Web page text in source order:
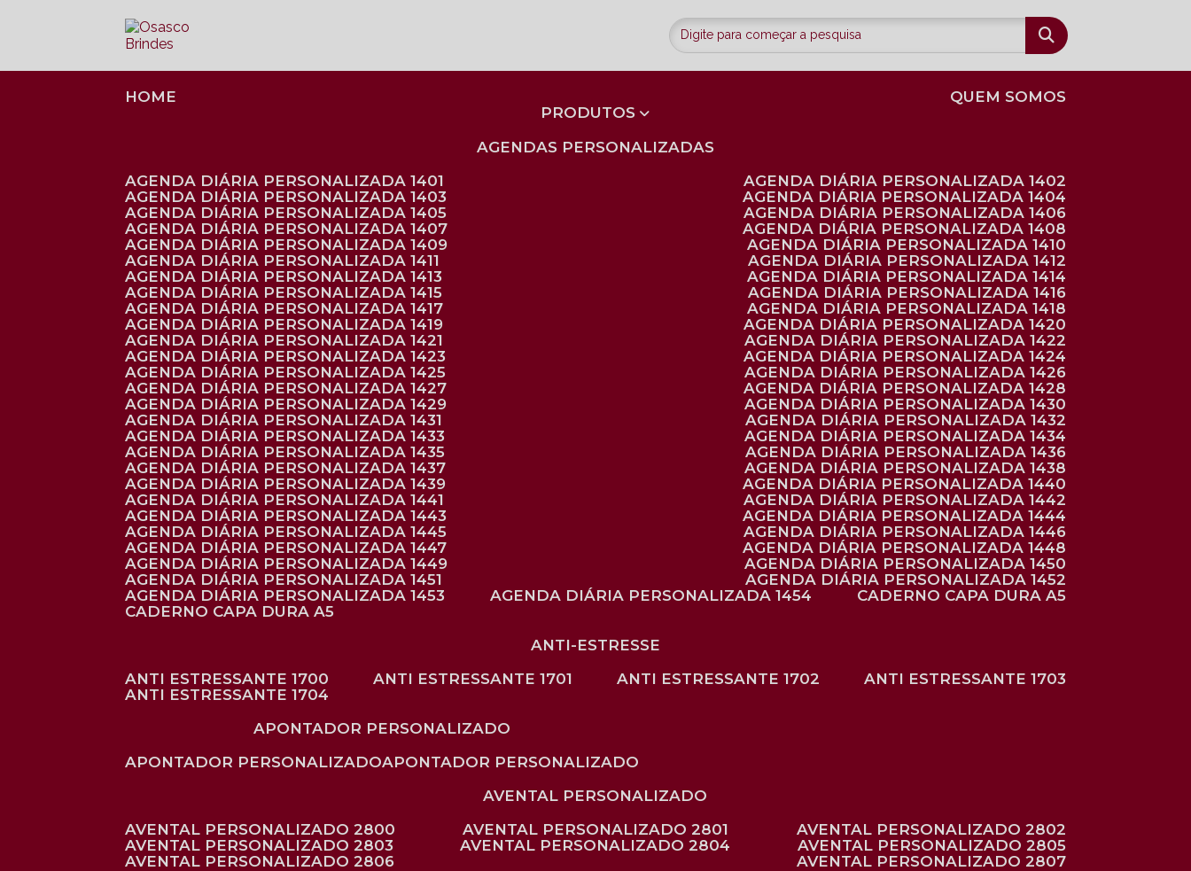
HOME
QUEM SOMOS
PRODUTOS
AGENDAS PERSONALIZADAS
AGENDA DIÁRIA PERSONALIZADA 1401
AGENDA DIÁRIA PERSONALIZADA 1402
AGENDA DIÁRIA PERSONALIZADA 1403
AGENDA DIÁRIA PERSONALIZADA 1404
AGENDA DIÁRIA PERSONALIZADA 1405
AGENDA DIÁRIA PERSONALIZADA 1406
AGENDA DIÁRIA PERSONALIZADA 1407
AGENDA DIÁRIA PERSONALIZADA 1408
AGENDA DIÁRIA PERSONALIZADA 1409
AGENDA DIÁRIA PERSONALIZADA 1410
AGENDA DIÁRIA PERSONALIZADA 1411
AGENDA DIÁRIA PERSONALIZADA 1412
AGENDA DIÁRIA PERSONALIZADA 1413
AGENDA DIÁRIA PERSONALIZADA 1414
AGENDA DIÁRIA PERSONALIZADA 1415
AGENDA DIÁRIA PERSONALIZADA 1416
AGENDA DIÁRIA PERSONALIZADA 1417
AGENDA DIÁRIA PERSONALIZADA 1418
AGENDA DIÁRIA PERSONALIZADA 1419
AGENDA DIÁRIA PERSONALIZADA 1420
AGENDA DIÁRIA PERSONALIZADA 1421
AGENDA DIÁRIA PERSONALIZADA 1422
AGENDA DIÁRIA PERSONALIZADA 1423
AGENDA DIÁRIA PERSONALIZADA 1424
AGENDA DIÁRIA PERSONALIZADA 1425
AGENDA DIÁRIA PERSONALIZADA 1426
AGENDA DIÁRIA PERSONALIZADA 1427
AGENDA DIÁRIA PERSONALIZADA 1428
AGENDA DIÁRIA PERSONALIZADA 1429
AGENDA DIÁRIA PERSONALIZADA 1430
AGENDA DIÁRIA PERSONALIZADA 1431
AGENDA DIÁRIA PERSONALIZADA 1432
AGENDA DIÁRIA PERSONALIZADA 1433
AGENDA DIÁRIA PERSONALIZADA 1434
AGENDA DIÁRIA PERSONALIZADA 1435
AGENDA DIÁRIA PERSONALIZADA 1436
AGENDA DIÁRIA PERSONALIZADA 1437
AGENDA DIÁRIA PERSONALIZADA 1438
AGENDA DIÁRIA PERSONALIZADA 1439
AGENDA DIÁRIA PERSONALIZADA 1440
AGENDA DIÁRIA PERSONALIZADA 1441
AGENDA DIÁRIA PERSONALIZADA 1442
AGENDA DIÁRIA PERSONALIZADA 1443
AGENDA DIÁRIA PERSONALIZADA 1444
AGENDA DIÁRIA PERSONALIZADA 1445
AGENDA DIÁRIA PERSONALIZADA 1446
AGENDA DIÁRIA PERSONALIZADA 1447
AGENDA DIÁRIA PERSONALIZADA 1448
AGENDA DIÁRIA PERSONALIZADA 1449
AGENDA DIÁRIA PERSONALIZADA 1450
AGENDA DIÁRIA PERSONALIZADA 1451
AGENDA DIÁRIA PERSONALIZADA 1452
AGENDA DIÁRIA PERSONALIZADA 1453
AGENDA DIÁRIA PERSONALIZADA 1454
CADERNO CAPA DURA A5
CADERNO CAPA DURA A5
ANTI-ESTRESSE
ANTI ESTRESSANTE 1700
ANTI ESTRESSANTE 1701 ANTI ESTRESSANTE 1702
ANTI ESTRESSANTE 1703
ANTI ESTRESSANTE 1704
APONTADOR PERSONALIZADO
APONTADOR PERSONALIZADO
APONTADOR PERSONALIZADO
AVENTAL PERSONALIZADO
AVENTAL PERSONALIZADO 2800
AVENTAL PERSONALIZADO 2801
AVENTAL PERSONALIZADO 2802
AVENTAL PERSONALIZADO 2803
AVENTAL PERSONALIZADO 2804
AVENTAL PERSONALIZADO 2805
AVENTAL PERSONALIZADO 2806
AVENTAL PERSONALIZADO 2807